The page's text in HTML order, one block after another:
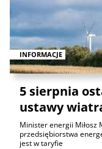
INFORMACJE
5 sierpnia
ustawy
Minister energii Miłosz
przedsiębiorstwa
jest w taryfie